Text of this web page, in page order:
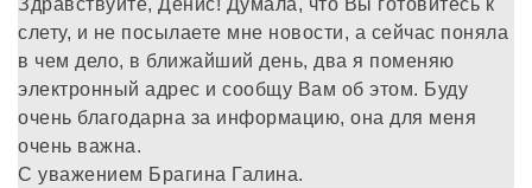
Здравствуйте, Денис! Думала, что Вы готовитесь к
слету, и не посылаете мне новости, а сейчас поняла
в чем дело, в ближайший день, два я поменяю
электронный адрес и сообщу Вам об этом. Буду
очень благодарна за информацию, она для меня
очень важна.
С уважением Брагина Галина.